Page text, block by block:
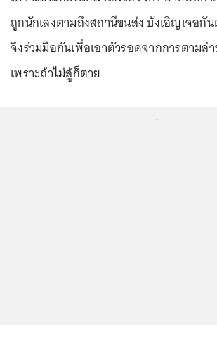
ถูกนักเลงตามถึงสถานีขนส่ง บังเอิญเจอกั
จึงร่วมมือกันเพื่อเอาตัวรอดจากการตามล่
เพราะถ้าไม่สู้ก็ตาย